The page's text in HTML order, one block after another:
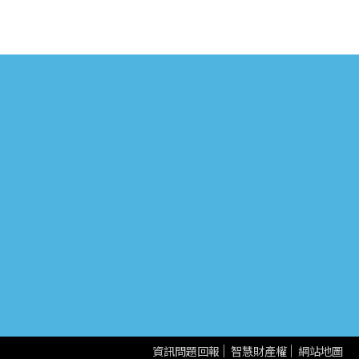
資訊問題回報 智慧財產權 網站地圖